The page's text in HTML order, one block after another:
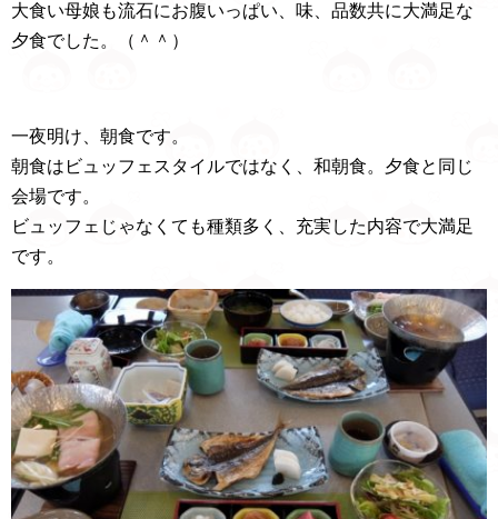
大食い母娘も流石にお腹いっぱい、味、品数共に大満足な
夕食でした。（＾＾）
一夜明け、朝食です。
朝食はビュッフェスタイルではなく、和朝食。夕食と同じ
会場です。
ビュッフェじゃなくても種類多く、充実した内容で大満足
です。